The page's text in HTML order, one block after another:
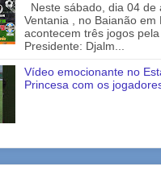
Neste sábado, dia 04 de
Ventania , no Baianão em
acontecem três jogos
Presidente: Djalm...
Vídeo emocionante no
Princesa com os